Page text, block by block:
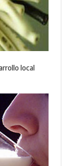
local